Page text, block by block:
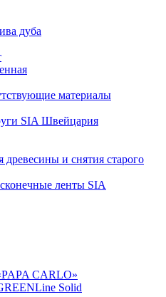
дуба
материалы
SIA Швейцария
и снятия старого
ленты SIA
CARLO»
Solid